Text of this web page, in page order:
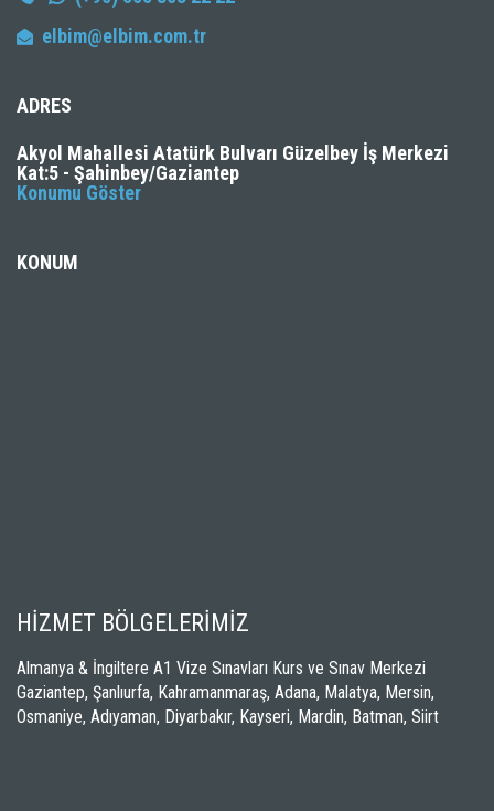
elbim@elbim.com.tr
ADRES
Akyol Mahallesi Atatürk Bulvarı Güzelbey İş Merkezi
Kat:5 - Şahinbey/Gaziantep
Konumu Göster
KONUM
HİZMET BÖLGELERİMİZ
Almanya & İngiltere A1 Vize Sınavları Kurs ve Sınav Merkezi
Gaziantep, Şanlıurfa, Kahramanmaraş, Adana, Malatya, Mersin,
Osmaniye, Adıyaman, Diyarbakır, Kayseri, Mardin, Batman, Siirt